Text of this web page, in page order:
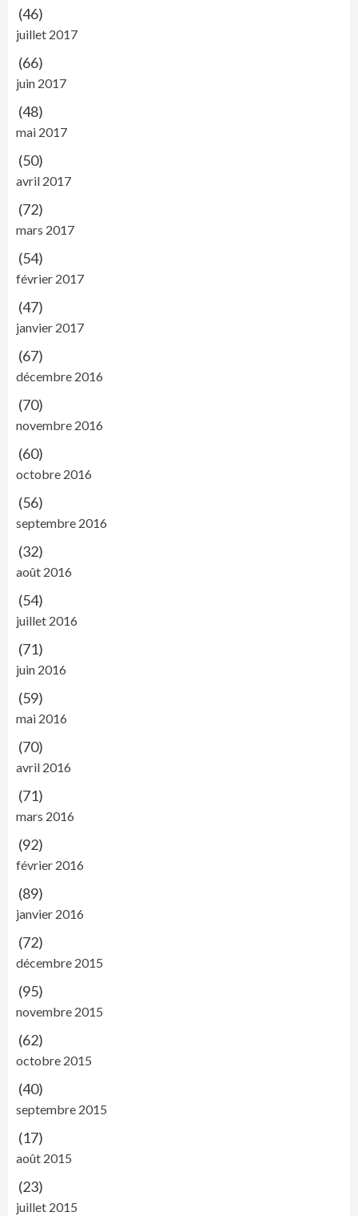
(46)
juillet 2017
(66)
juin 2017
(48)
mai 2017
(50)
avril 2017
(72)
mars 2017
(54)
février 2017
(47)
janvier 2017
(67)
décembre 2016
(70)
novembre 2016
(60)
octobre 2016
(56)
septembre 2016
(32)
août 2016
(54)
juillet 2016
(71)
juin 2016
(59)
mai 2016
(70)
avril 2016
(71)
mars 2016
(92)
février 2016
(89)
janvier 2016
(72)
décembre 2015
(95)
novembre 2015
(62)
octobre 2015
(40)
septembre 2015
(17)
août 2015
(23)
juillet 2015